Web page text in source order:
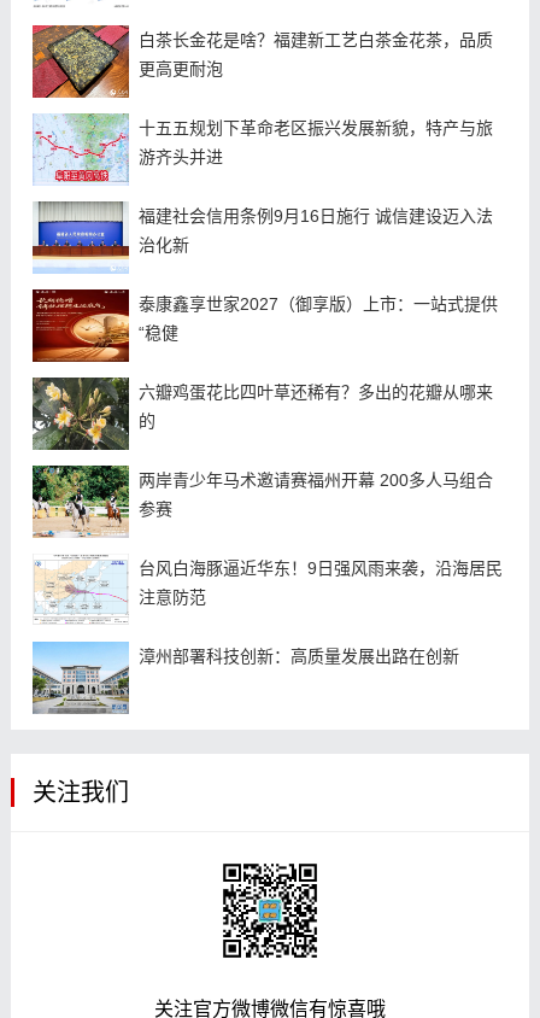
白茶长金花是啥？福建新工艺白茶金花茶，品质
更高更耐泡
十五五规划下革命老区振兴发展新貌，特产与旅
游齐头并进
福建社会信用条例9月16日施行 诚信建设迈入法
治化新
泰康鑫享世家2027（御享版）上市：一站式提供
“稳健
六瓣鸡蛋花比四叶草还稀有？多出的花瓣从哪来
的
两岸青少年马术邀请赛福州开幕 200多人马组合
参赛
台风白海豚逼近华东！9日强风雨来袭，沿海居民
注意防范
漳州部署科技创新：高质量发展出路在创新
关注我们
关注官方微博微信有惊喜哦